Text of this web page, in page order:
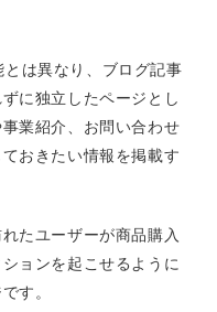
は異なり、ブログ記事
に独立したページとし
業紹介、お問い合わせ
おきたい情報を掲載す
たユーザーが商品購入
ョンを起こせるように
す。